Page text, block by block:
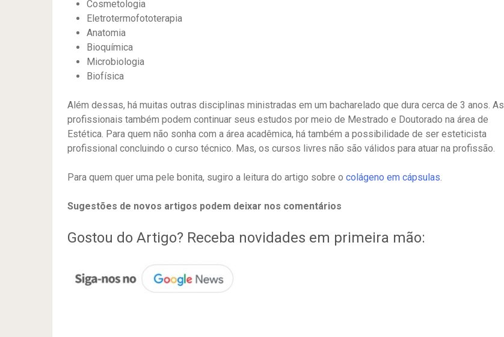
Cosmetologia
Eletrotermofototerapia
Anatomia
Bioquímica
Microbiologia
Biofísica
Além dessas, há muitas outras disciplinas ministradas em um bacharelado que dura cerca de 3 anos. As
profissionais também podem continuar seus estudos por meio de Mestrado e Doutorado na área de
Estética. Para quem não sonha com a área acadêmica, há também a possibilidade de ser esteticista
profissional concluindo o curso técnico. Mas, os cursos livres não são válidos para atuar na profissão.
Para quem quer uma pele bonita, sugiro a leitura do artigo sobre o colágeno em cápsulas.
Sugestões de novos artigos podem deixar nos comentários
Gostou do Artigo? Receba novidades em primeira mão: